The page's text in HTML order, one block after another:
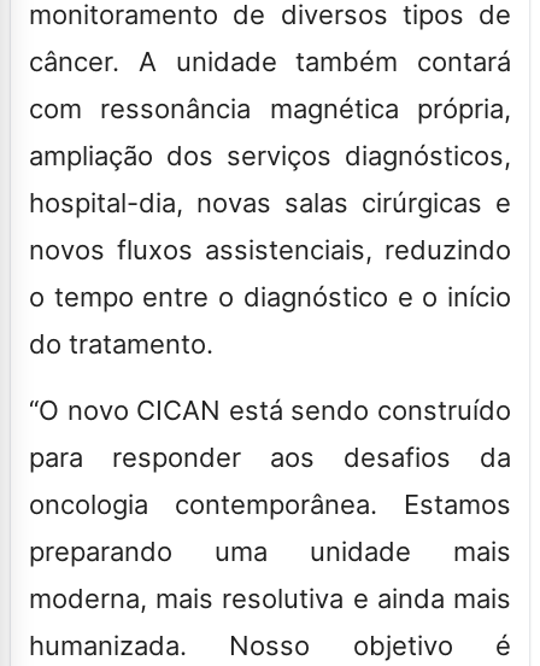
monitoramento de diversos tipos de
câncer. A unidade também contará
com ressonância magnética própria,
ampliação dos serviços diagnósticos,
hospital-dia, novas salas cirúrgicas e
novos fluxos assistenciais, reduzindo
o tempo entre o diagnóstico e o início
do tratamento.
“O novo CICAN está sendo construído
para responder aos desafios da
oncologia contemporânea. Estamos
preparando uma unidade mais
moderna, mais resolutiva e ainda mais
humanizada. Nosso objetivo é